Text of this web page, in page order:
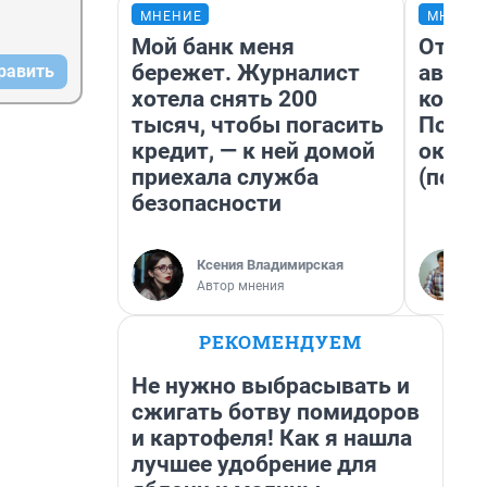
МНЕНИЕ
Мой банк меня
бережет. Журналист
хотела снять 200
тысяч, чтобы погасить
кредит, — к ней домой
приехала служба
безопасности
Ксения Владимирская
Автор мнения
От
РЕКОМЕНДУЕМ
Не нужно выбрасывать и
сжигать ботву помидоров
и картофеля! Как я нашла
лучшее удобрение для